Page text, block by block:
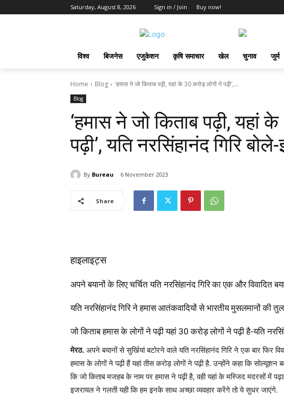
Saturday, August 8, 2026 Sign in / Join Buy now!
विश्व बिजनेस एजुकेशन कृषि समाचार खेल चुनाव जुर्म
Home Blog 'हमास ने जो किताब पढ़ी, यहां के 30 करोड़ लोगों ने पढ़ी',...
Blog
‘हमास ने जो किताब पढ़ी, यहां
पढ़ी’, यति नरसिंहानंद गिरि
By Bureau 6 November 2023
Share
हाइलाइट्स
अपने बयानों के लिए चर्चित यति नरसिंहानंद गिरि का एक और विवादित
यति नरसिंहानंद गिरि ने हमास आतंकवादियों से भारतीय मुसलमानों की
जो किताब हमास के लोगों ने पढ़ी यहां 30 करोड़ लोगों ने पढ़ी है-यति
मेरठ. अपने बयानों से सुर्खियां बटोरने वाले यति नरसिंहानंद गिरि ने एक बार फिर
हमास के लोगों ने पढ़ी हैं यहां तीस करोड़ लोगों ने पढ़ी है. उन्होंने कहा कि सोल्यूशन
कि जो किताब मजहब के नाम पर हमास ने पढ़ी है, वही यहां के मस्जिद मदरसों में
इजरायल ने गलती यही कि हम इनके साथ अच्छा व्यवहार करेंगे तो ये सुधर जाएंगे.